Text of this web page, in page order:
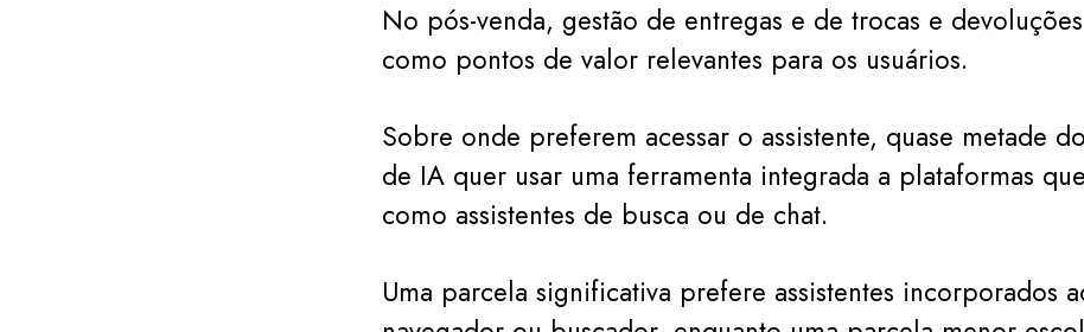
No pós-venda, gestão de entregas e de trocas e
como pontos de valor relevantes para os usuários.
Sobre onde preferem acessar o assistente, quase metade
de IA quer usar uma ferramenta integrada a plataformas
como assistentes de busca ou de chat.
Uma parcela significativa prefere assistentes incorporados